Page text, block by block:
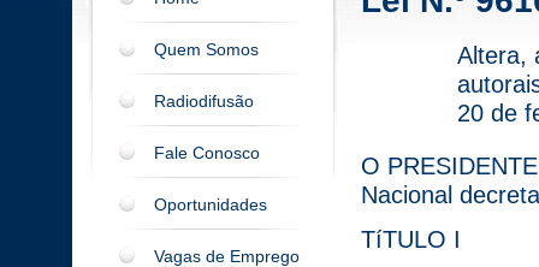
Quem Somos
Radiodifusão
Fale Conosco
Oportunidades
Vagas de Emprego
Altera,
20 de
O
Nacional
TíTULO I